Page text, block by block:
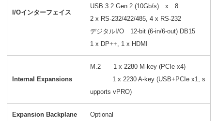
I/Oインターフェイス
USB 3.2 Gen 2 (10Gb/s) x 8
2 x RS-232/422/485, 4 x RS-232
デジタルI/O 12-bit (6-in/6-out) DB15
1 x DP++, 1 x HDMI
Internal Expansions
M.2 1 x 2280 M-key (PCIe x4)
1 x 2230 A-key (USB+PCIe x1, s
upports vPRO)
Expansion Backplane Optional